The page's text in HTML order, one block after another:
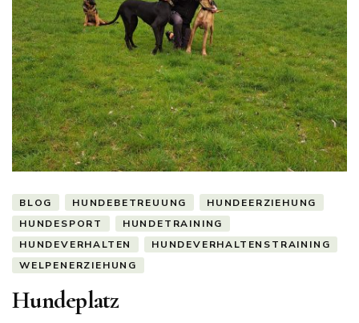
BLOG HUNDEBETREUUNG
HUNDEERZIEHUNG
HUNDESPORT
HUNDETRAINING
HUNDEVERHALTEN
HUNDEVERHALTENSTRAINING
WELPENERZIEHUNG
Hundeplatz